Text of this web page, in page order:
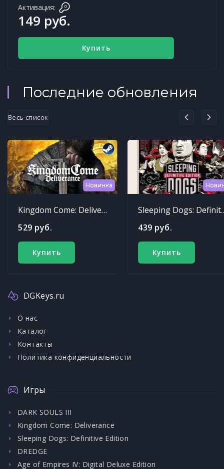
Активация:
149 руб.
Купить
Последние обновления
Весь список
Новинка
Kingdom Come: Deliverance
529 руб.
Купить
Sleeping
439 руб.
Купить
DGKeys.ru
О нас
Каталог
Контакты
Политика конфиденциальности
Игры
DARK SOULS III
Kingdom Come: Deliverance
Sleeping Dogs: Definitive Edition
DREDGE
Age of Empires IV: Digital Deluxe Edition